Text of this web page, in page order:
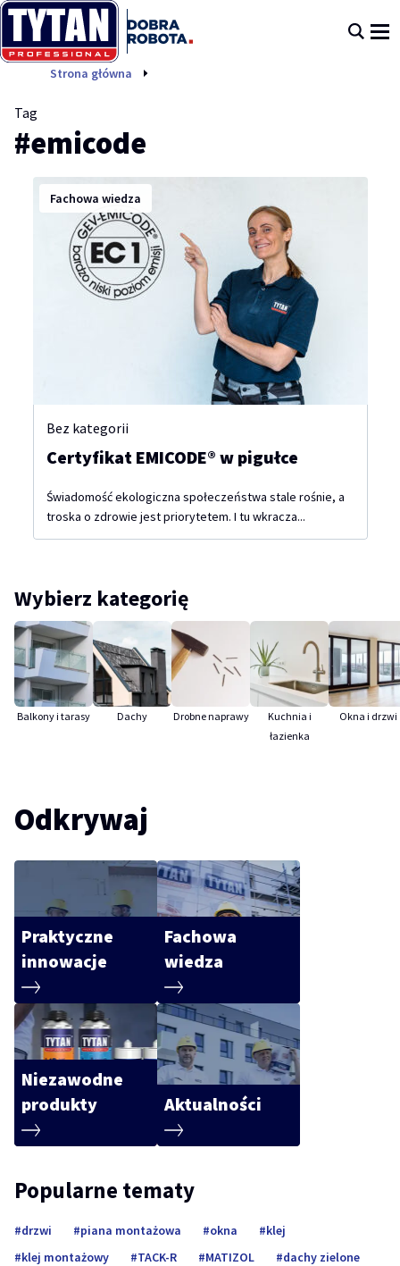
Strona główna
Tag
#emicode
Fachowa wiedza
Bez kategorii
Certyfikat EMICODE® w pigułce
Świadomość ekologiczna społeczeństwa stale rośnie, a
troska o zdrowie jest priorytetem. I tu wkracza...
Wybierz kategorię
Balkony i tarasy Dachy Drobne naprawy
Kuchnia i
łazienka
Okna i drzwi
Odkrywaj
Praktyczne
innowacje
Fachowa
wiedza
Niezawodne
produkty
Aktualności
Popularne tematy
drzwi piana montażowa okna
klej
klej montażowy
TACK-R MATIZOL
dachy zielone